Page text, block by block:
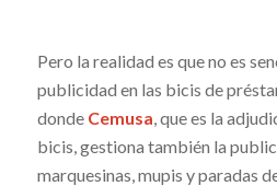
Pero la realidad es que no es
publicidad en las bicis de
donde Cemusa , que es la
bicis, gestiona también la
marquesinas, mupis y paradas